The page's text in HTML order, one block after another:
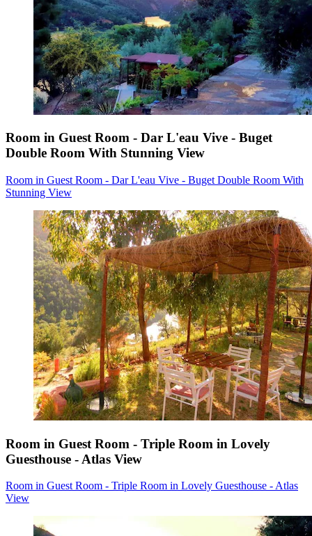
Room in Guest Room - Dar L'eau Vive - Buget
Double Room With Stunning View
Room in Guest Room - Dar L'eau Vive - Buget Double Room With
Stunning View
Room in Guest Room - Triple Room in Lovely
Guesthouse - Atlas View
Room in Guest Room - Triple Room in Lovely Guesthouse - Atlas
View